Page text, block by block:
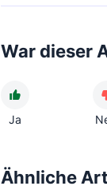
War dieser
Ja
Ähnliche